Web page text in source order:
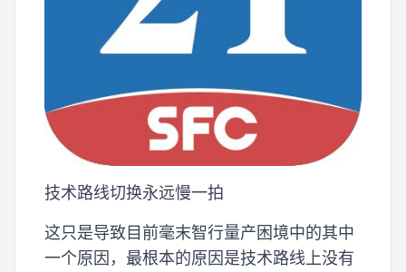
技术路线切换永远慢一拍
这只是导致目前毫末智行量产困境中的其中
一个原因，最根本的原因是技术路线上没有